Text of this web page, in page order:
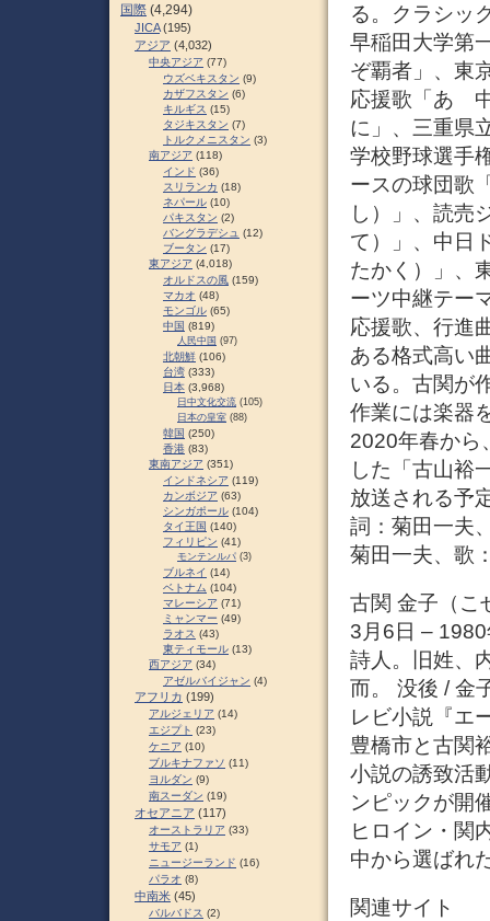
る。クラシッ
早稲田大学第
ぞ覇者」、東
応援歌「あゝ
に」、三重県
学校野球選手
ースの球団歌
し）」、読売
て）」、中日
たかく）」、
ーツ中継テー
応援歌、行進
ある格式高い
いる。古関が
作業には楽器
2020年春から
した「古山裕
放送される予
詞：菊田一夫
菊田一夫、歌
古関 金子（こ
3月6日 –
詩人。旧姓、
而。 没後 / 金
レビ小説『エ
豊橋市と古関
小説の誘致活
ンピックが開
ヒロイン・関
中から選ばれ
関連サイト
国際 (4,294)
JICA(195)
アジア (4,032)
中央アジア (77)
ウズベキスタン (9)
カザフスタン (6)
キルギス (15)
タジキスタン (7)
トルクメニスタン (3)
南アジア (118)
インド (36)
スリランカ (18)
ネパール (10)
パキスタン (2)
バングラデシュ (12)
ブータン (17)
東アジア (4,018)
オルドスの風 (159)
マカオ (48)
モンゴル (65)
中国 (819)
人民中国 (97)
北朝鮮 (106)
台湾 (333)
日本 (3,968)
日中文化交流 (105)
日本の皇室 (88)
韓国 (250)
香港 (83)
東南アジア (351)
インドネシア (119)
カンボジア (63)
シンガポール (104)
タイ王国 (140)
フィリピン (41)
モンテンルパ (3)
ブルネイ (14)
ベトナム (104)
マレーシア (71)
ミャンマー (49)
ラオス (43)
東ティモール (13)
西アジア (34)
アゼルバイジャン (4)
アフリカ (199)
アルジェリア (14)
エジプト (23)
ケニア (10)
ブルキナファソ (11)
ヨルダン (9)
南スーダン (19)
オセアニア (117)
オーストラリア (33)
サモア (1)
ニュージーランド (16)
パラオ (8)
中南米 (45)
バルバドス (2)